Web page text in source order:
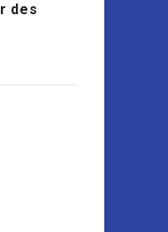
des